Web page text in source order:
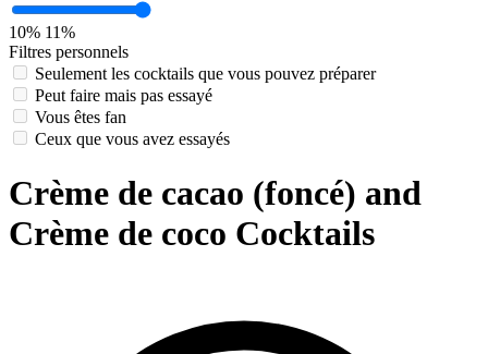
10% 11%
Filtres personnels
Seulement les cocktails que vous pouvez préparer
Peut faire mais pas essayé
Vous êtes fan
Ceux que vous avez essayés
Crème de cacao (foncé) and
Crème de coco Cocktails